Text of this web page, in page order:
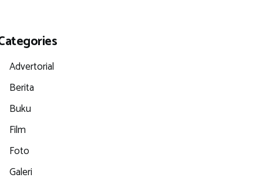
Advertorial
Berita
Buku
Film
Foto
Galeri